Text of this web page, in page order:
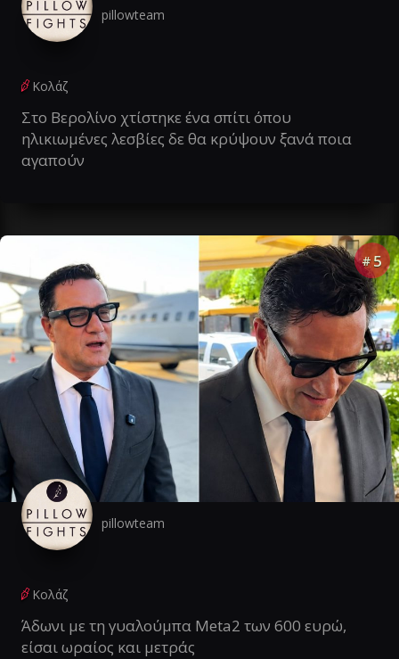
pillowteam
Κολάζ
Στο Βερολίνο χτίστηκε ένα σπίτι όπου
ηλικιωμένες λεσβίες δε θα κρύψουν ξανά ποια
αγαπούν
# 5
pillowteam
Κολάζ
Άδωνι με τη γυαλούμπα Meta2 των 600 ευρώ,
είσαι ωραίος και μετράς